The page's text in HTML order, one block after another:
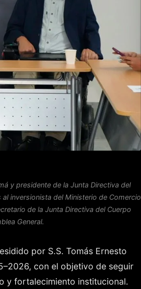
y presidente de la Junta Directiva del
inversionista del Ministerio de Comercio
de la Junta Directiva del Cuerpo
General.
por S.S. Tomás Ernesto
con el objetivo de seguir
y fortalecimiento institucional.